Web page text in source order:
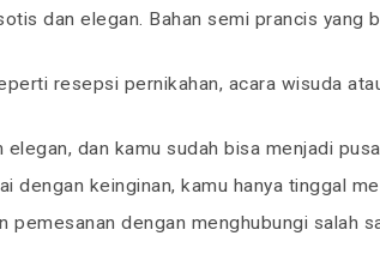
dan elegan. Bahan semi prancis
resepsi pernikahan, acara wisuda
dan kamu sudah bisa menjadi
keinginan, kamu hanya tinggal
dengan menghubungi salah